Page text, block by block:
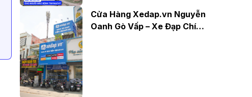
Cửa Hàng Xedap.vn Nguyễn
Oanh Gò Vấp – Xe Đạp Chính